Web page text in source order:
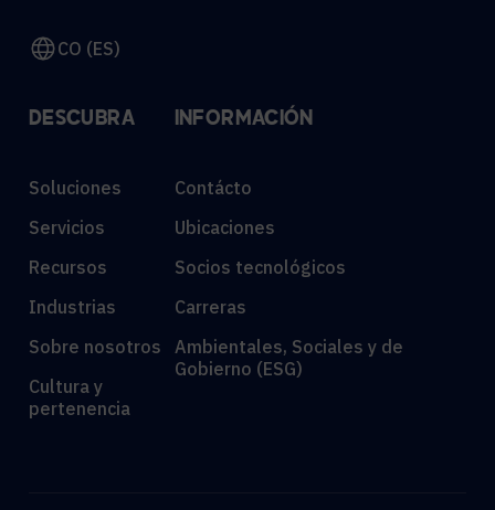
CO (ES)
DESCUBRA
Soluciones
Servicios
Recursos
Industrias
Sobre nosotros
Cultura y
pertenencia
INFORMACIÓN
Contácto
Ubicaciones
Socios tecnológicos
Carreras
Ambientales, Sociales y de
Gobierno (ESG)